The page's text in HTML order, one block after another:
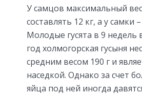
У самцов максимальный
составлять 12 кг, а у самки
Молодые гусята в 9 недель
год холмогорская гусыня
средним весом 190 г и
наседкой. Однако за счет
яйца под ней иногда